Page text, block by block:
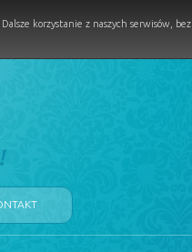
korzystanie z naszych serwisów, bez